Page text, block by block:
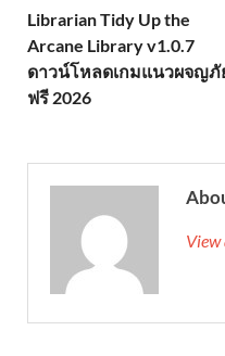
Librarian Tidy Up the
Arcane Library v1.0.7
ดาวน์โหลดเกมแนวผจญภั
ฟรี 2026